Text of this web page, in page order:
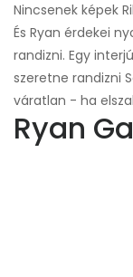
Nincsenek képek
És Ryan érdekei
randizni. Egy
szeretne randizni
váratlan - ha
Ryan